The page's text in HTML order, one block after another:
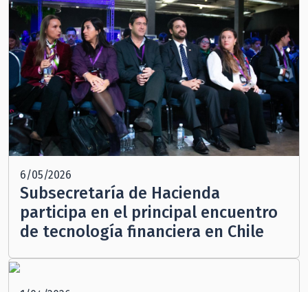
6/05/2026
Subsecretaría de Hacienda
participa en el principal encuentro
de tecnología financiera en Chile